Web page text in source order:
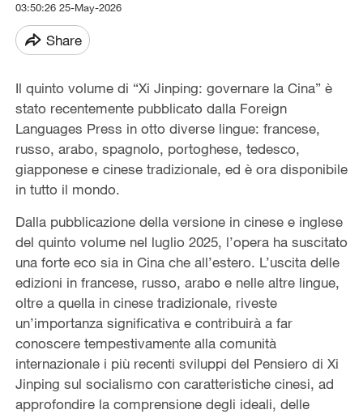
03:50:26 25-May-2026
Share
Il quinto volume di “Xi Jinping: governare la Cina” è
stato recentemente pubblicato dalla Foreign
Languages Press in otto diverse lingue: francese,
russo, arabo, spagnolo, portoghese, tedesco,
giapponese e cinese tradizionale, ed è ora disponibile
in tutto il mondo.
Dalla pubblicazione della versione in cinese e inglese
del quinto volume nel luglio 2025, l’opera ha suscitato
una forte eco sia in Cina che all’estero. L’uscita delle
edizioni in francese, russo, arabo e nelle altre lingue,
oltre a quella in cinese tradizionale, riveste
un’importanza significativa e contribuirà a far
conoscere tempestivamente alla comunità
internazionale i più recenti sviluppi del Pensiero di Xi
Jinping sul socialismo con caratteristiche cinesi, ad
approfondire la comprensione degli ideali, delle